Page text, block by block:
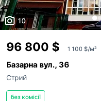
10
96 800 $ 1 100 $/м²
Базарна вул., 36
Стрий
без комісії